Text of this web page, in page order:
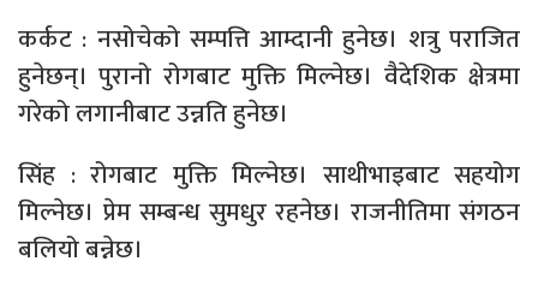
कर्कट : नसोचेको सम्पत्ति आम्दानी हुनेछ। शत्रु पराजित
हुनेछन्। पुरानो रोगबाट मुक्ति मिल्नेछ। वैदेशिक क्षेत्रमा
गरेको लगानीबाट उन्नति हुनेछ।
सिंह : रोगबाट मुक्ति मिल्नेछ। साथीभाइबाट सहयोग
मिल्नेछ। प्रेम सम्बन्ध सुमधुर रहनेछ। राजनीतिमा संगठन
बलियो बन्नेछ।